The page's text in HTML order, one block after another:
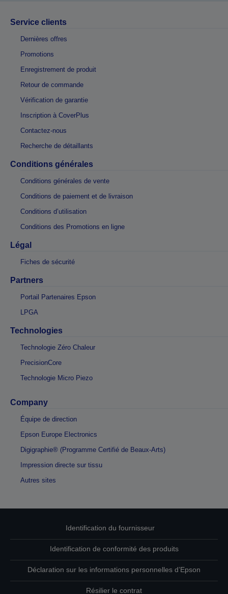
Service clients
Dernières offres
Promotions
Enregistrement de produit
Retour de commande
Vérification de garantie
Inscription à CoverPlus
Contactez-nous
Recherche de détaillants
Conditions générales
Conditions générales de vente
Conditions de paiement et de livraison
Conditions d’utilisation
Conditions des Promotions en ligne
Légal
Fiches de sécurité
Partners
Portail Partenaires Epson
LPGA
Technologies
Technologie Zéro Chaleur
PrecisionCore
Technologie Micro Piezo
Company
Équipe de direction
Epson Europe Electronics
Digigraphie® (Programme Certifié de Beaux-Arts)
Impression directe sur tissu
Autres sites
Identification du fournisseur
Identification de conformité des produits
Déclaration sur les informations personnelles d’Epson
Résilier le contrat